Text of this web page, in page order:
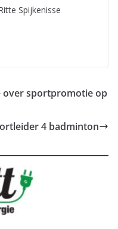
Spijkenisse
over sportpromotie op
4 badminton